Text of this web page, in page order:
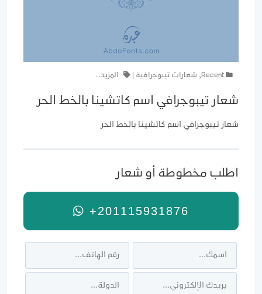
Recent
, شعارات تيبوجرافية المزيد..
شعار تيبوجرافي اسم كاتشينا بالخط الحر
شعار تيبوجرافي اسم كاتشينا بالخط الحر
اطلب مخطوطة أو شعار
+201115931876